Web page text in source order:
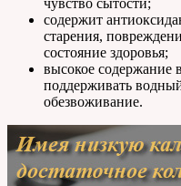
чувство сытости;
содержит
старения,
состояние здоровья;
высокое содержание
поддерживать
обезвоживание.